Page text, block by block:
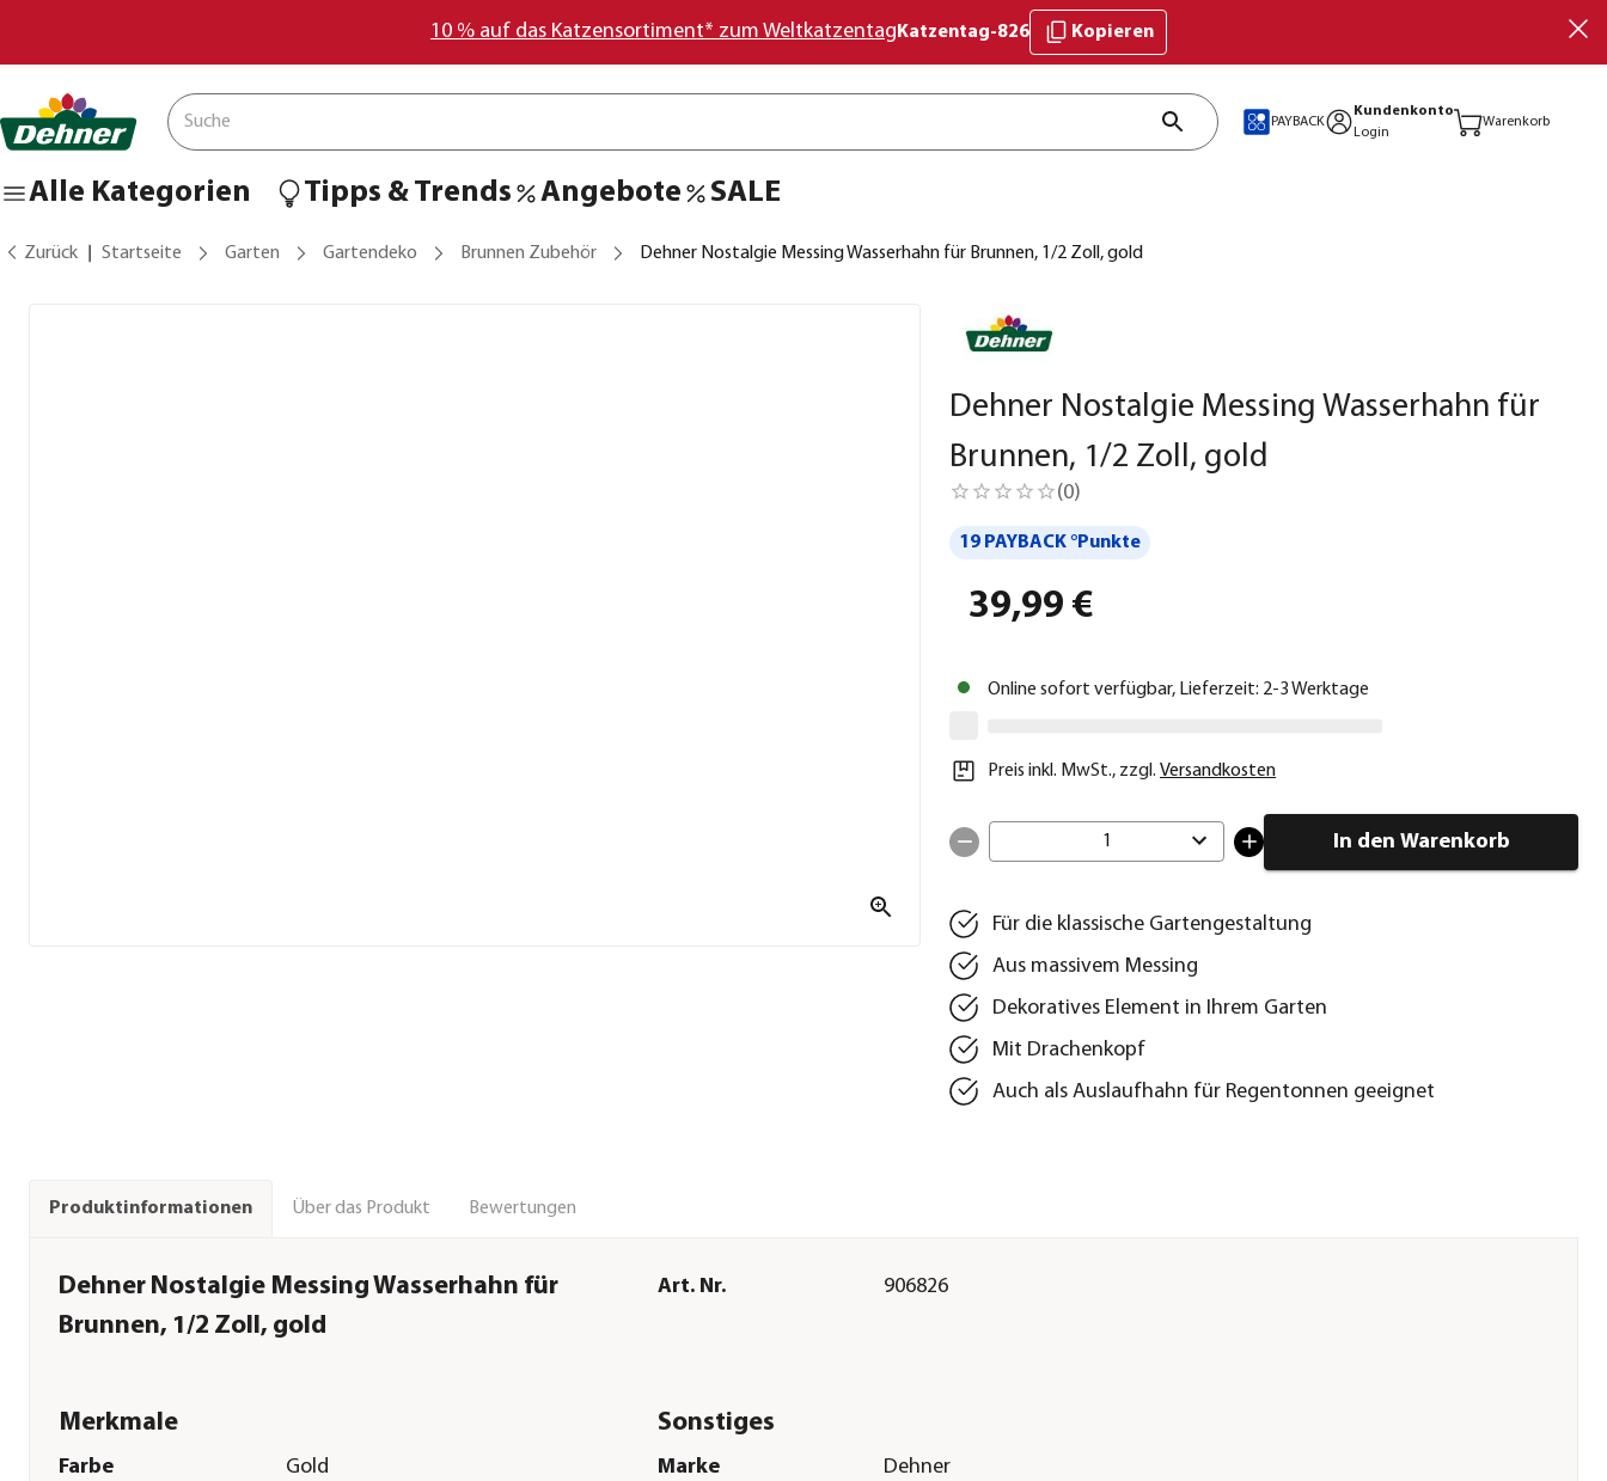
10 % auf das Katzensortiment* zum Weltkatzentag Katzentag-826 Kopieren
PAYBACK
Kundenkonto
Login
Warenkorb
Alle Kategorien Tipps & Trends Angebote SALE
Zurück Startseite Garten Gartendeko Brunnen Zubehör Dehner Nostalgie Messing Wasserhahn für Brunnen, 1/2 Zoll, gold
Dehner Nostalgie Messing Wasserhahn für
Brunnen, 1/2 Zoll, gold
(0)
19 PAYBACK °Punkte
39,99 €
Online sofort verfügbar, Lieferzeit: 2-3 Werktage
Preis inkl. MwSt., zzgl. Versandkosten
1 In den Warenkorb
Für die klassische Gartengestaltung
Aus massivem Messing
Dekoratives Element in Ihrem Garten
Mit Drachenkopf
Auch als Auslaufhahn für Regentonnen geeignet
Produktinformationen Über das Produkt Bewertungen
Dehner Nostalgie Messing Wasserhahn für
Brunnen, 1/2 Zoll, gold
Art. Nr. 906826
Merkmale
Farbe
Gold
Sonstiges
Marke
Dehner